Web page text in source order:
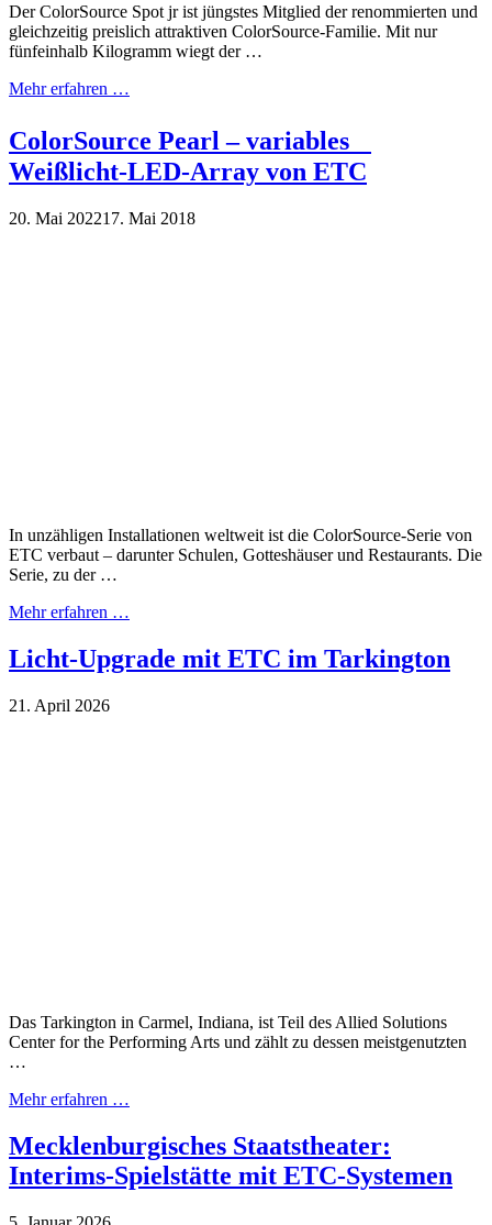
Der ColorSource Spot jr ist jüngstes Mitglied der renommierten und
gleichzeitig preislich attraktiven ColorSource-Familie. Mit nur
fünfeinhalb Kilogramm wiegt der …
Mehr erfahren …
ColorSource Pearl – variables
Weißlicht-LED-Array von ETC
20. Mai 202217. Mai 2018
In unzähligen Installationen weltweit ist die ColorSource-Serie von
ETC verbaut – darunter Schulen, Gotteshäuser und Restaurants. Die
Serie, zu der …
Mehr erfahren …
Licht-Upgrade mit ETC im Tarkington
21. April 2026
Das Tarkington in Carmel, Indiana, ist Teil des Allied Solutions
Center for the Performing Arts und zählt zu dessen meistgenutzten
…
Mehr erfahren …
Mecklenburgisches Staatstheater:
Interims-Spielstätte mit ETC-Systemen